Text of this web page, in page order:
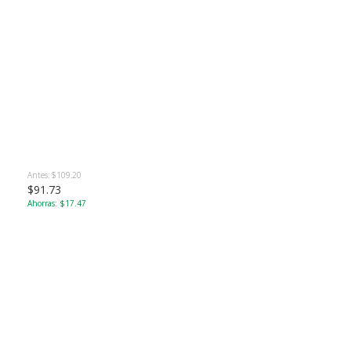
Antes: $109.20
$91.73
Ahorras: $17.47